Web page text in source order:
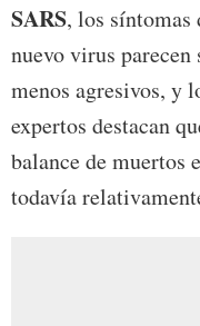
SARS, los síntomas
nuevo virus parecen
menos agresivos, y
expertos destacan
balance de muertos
todavía